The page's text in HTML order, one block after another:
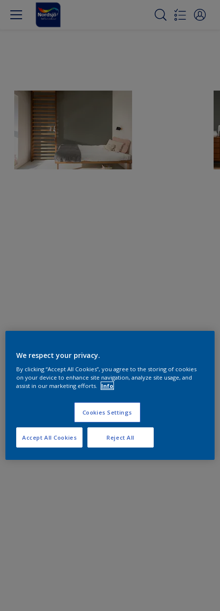
We respect your privacy.
By clicking “Accept All Cookies”, you agree to the storing of cookies
on your device to enhance site navigation, analyze site usage, and
assist in our marketing efforts.
Info
Cookies Settings
Reject All
Accept All Cookies